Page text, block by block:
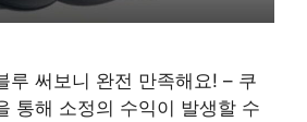
루 써보니 완전 만족해요! – 쿠
통해 소정의 수익이 발생할 수